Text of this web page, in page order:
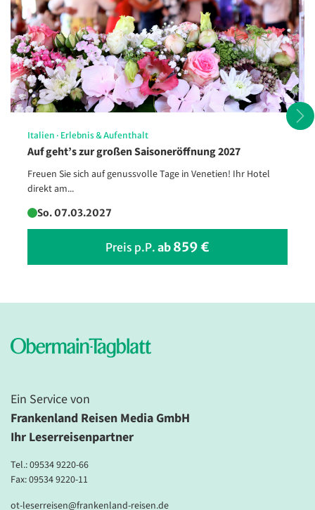
Magische Atmosphäre: die
leuchtende Arena di Verona
© Yasonya - Fotolia
Italien · Erlebnis & Aufenthalt
Auf geht’s zur großen Saisoneröffnung 2027
Freuen Sie sich auf genussvolle Tage in Venetien! Ihr Hotel
direkt am...
So. 07.03.2027
Preis p.P. ab 859 €
Ein Service von
Frankenland Reisen Media GmbH
Ihr Leserreisenpartner
Tel.:09534 9220-66
Fax: 09534 9220-11
ot-leserreisen@frankenland-reisen.de